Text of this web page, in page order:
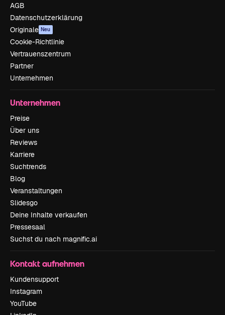
AGB
Datenschutzerklärung
Originale Neu
Cookie-Richtlinie
Vertrauenszentrum
Partner
Unternehmen
Unternehmen
Preise
Über uns
Reviews
Karriere
Suchtrends
Blog
Veranstaltungen
Slidesgo
Deine Inhalte verkaufen
Pressesaal
Suchst du nach magnific.ai
Kontakt aufnehmen
Kundensupport
Instagram
YouTube